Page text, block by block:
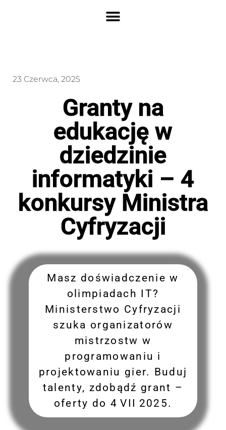
23 Czerwca, 2025
Granty na
edukację w
dziedzinie
informatyki – 4
konkursy Ministra
Cyfryzacji
Masz doświadczenie w
olimpiadach IT?
Ministerstwo Cyfryzacji
szuka organizatorów
mistrzostw w
programowaniu i
projektowaniu gier. Buduj
talenty, zdobądź grant –
oferty do 4 VII 2025.